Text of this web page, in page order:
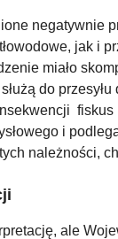
negatywnie
jak i
miało
do
fiskus
i
należności,
ale